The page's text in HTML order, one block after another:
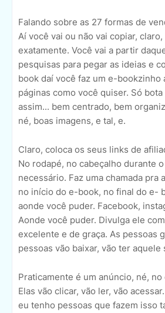
Falando sobre as 27 formas de
Aí você vai ou não vai copiar,
exatamente. Você vai a partir
pesquisas para pegar as ideias e
book daí você faz um e-bookzinho
páginas como você quiser. Só
assim... bem centrado, bem
né, boas imagens, e tal, e.
Claro, coloca os seus links de
No rodapé, no cabeçalho durante
necessário. Faz uma chamada pra
no início do e-book, no final do e-
aonde você puder. Facebook,
Aonde você puder. Divulga ele
excelente e de graça. As pessoas
pessoas vão baixar, vão ter
Praticamente é um anúncio, né,
Elas vão clicar, vão ler, vão
eu tenho pessoas que fazem isso